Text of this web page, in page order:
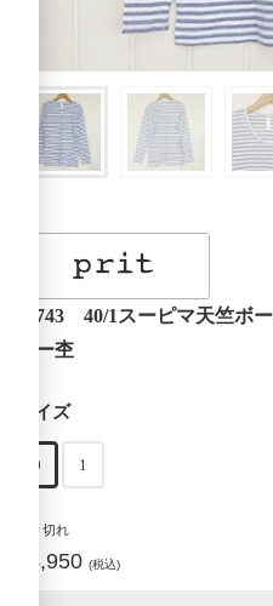
90743 40/1スーピマ天竺
レー杢
サイズ
0 1
売り切れ
¥4,950 (税込)